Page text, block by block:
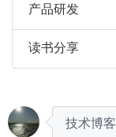
技术博客
产品研发
读书分享